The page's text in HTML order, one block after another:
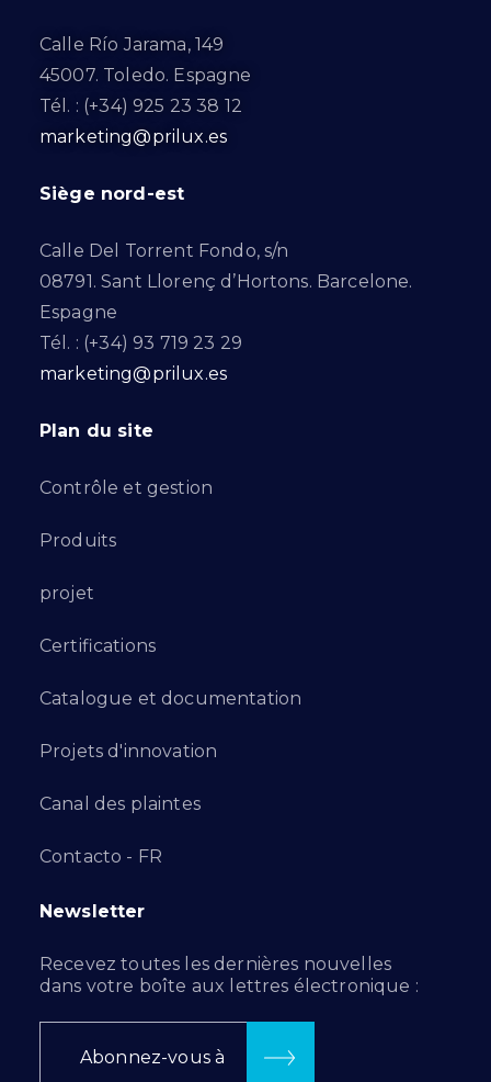
Calle Río Jarama, 149
45007. Toledo. Espagne
Tél. : (+34) 925 23 38 12
marketing@prilux.es
Siège nord-est
Calle Del Torrent Fondo, s/n
08791. Sant Llorenç d’Hortons. Barcelone.
Espagne
Tél. : (+34) 93 719 23 29
marketing@prilux.es
Plan du site
Contrôle et gestion
Produits
projet
Certifications
Catalogue et documentation
Projets d'innovation
Canal des plaintes
Contacto - FR
Newsletter
Recevez toutes les dernières nouvelles
dans votre boîte aux lettres électronique :
Abonnez-vous à